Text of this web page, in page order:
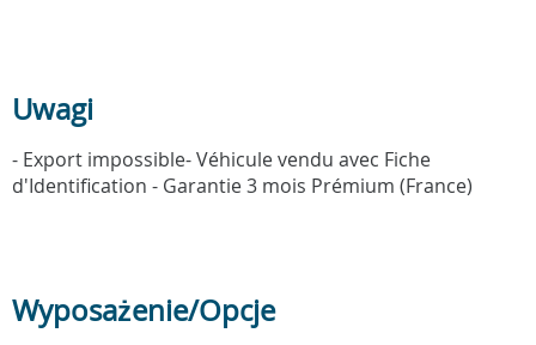
Uwagi
- Export impossible- Véhicule vendu avec Fiche
d'Identification - Garantie 3 mois Prémium (France)
Wyposażenie/Opcje